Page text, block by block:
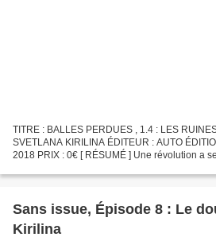
TITRE : BALLES PERDUES , 1.4 : LES
SVETLANA KIRILINA ÉDITEUR : AUTO
2018 PRIX : 0€ [ RÉSUMÉ ] Une révolution a
Sans issue, Épisode 8 : Le
Kirilina